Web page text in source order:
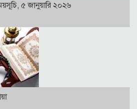
৫ জানুয়ারি ২০২৬